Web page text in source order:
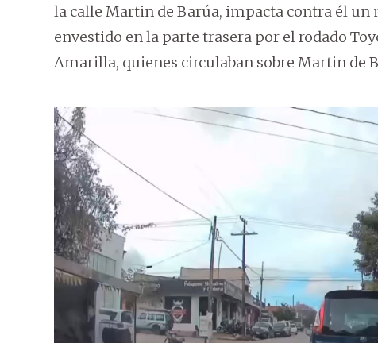
la calle Martin de Barúa, impacta contra él
envestido en la parte trasera por el rodado
Amarilla, quienes circulaban sobre Martin de